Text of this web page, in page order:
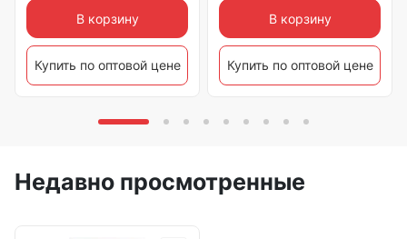
В корзину
Купить по оптовой цене
В корзину
Купить по оптовой цене
Недавно просмотренные